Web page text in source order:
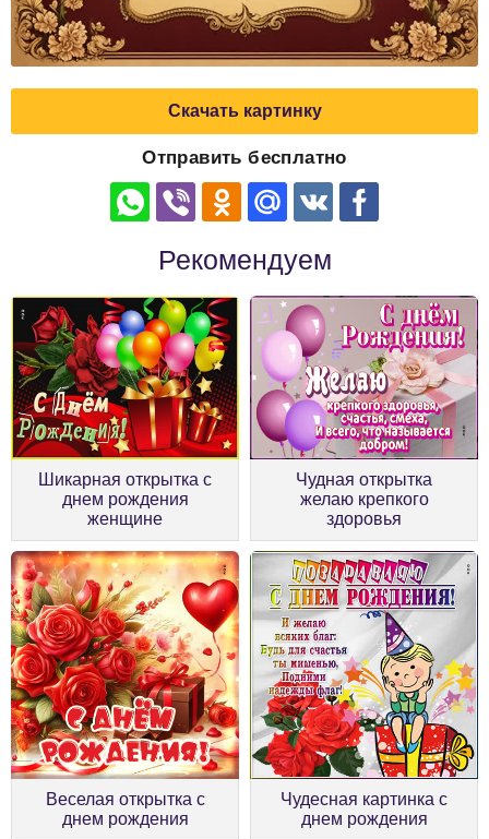
Скачать картинку
Отправить бесплатно
Рекомендуем
Шикарная открытка с
днем рождения
женщине
Чудная открытка
желаю крепкого
здоровья
Веселая открытка с
днем рождения
Чудесная картинка с
днем рождения